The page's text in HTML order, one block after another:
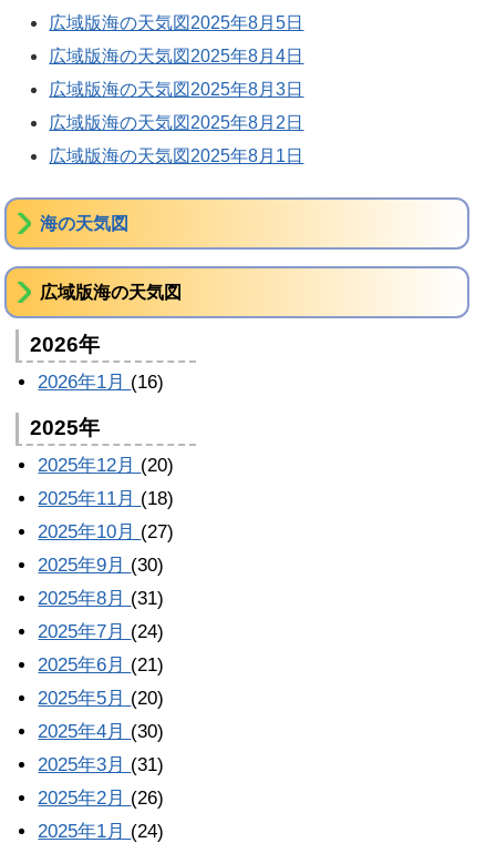
広域版海の天気図2025年8月5日
広域版海の天気図2025年8月4日
広域版海の天気図2025年8月3日
広域版海の天気図2025年8月2日
広域版海の天気図2025年8月1日
海の天気図
広域版海の天気図
2026年
2026年1月 (16)
2025年
2025年12月 (20)
2025年11月 (18)
2025年10月 (27)
2025年9月 (30)
2025年8月 (31)
2025年7月 (24)
2025年6月 (21)
2025年5月 (20)
2025年4月 (30)
2025年3月 (31)
2025年2月 (26)
2025年1月 (24)